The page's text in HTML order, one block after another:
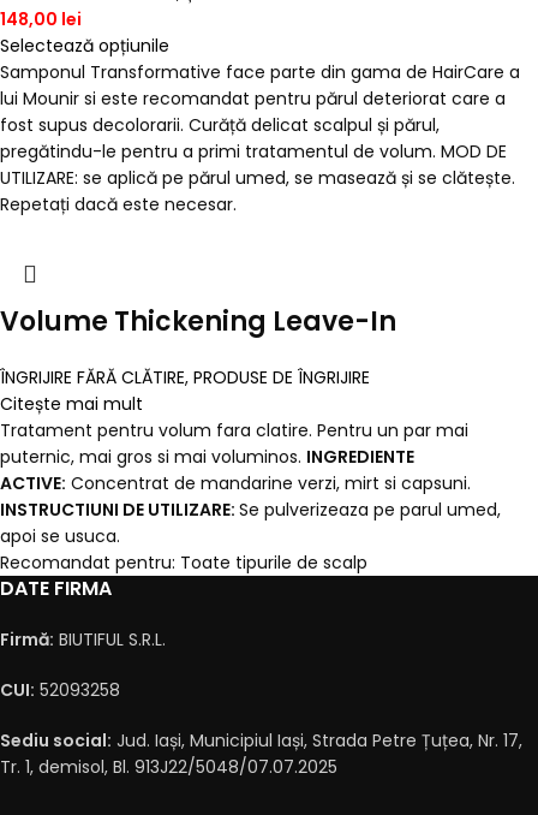
148,00 lei
Selectează opțiunile
Samponul Transformative face parte din gama de HairCare a
lui Mounir si este recomandat pentru părul deteriorat care a
fost supus decolorarii. Curăță delicat scalpul și părul,
pregătindu-le pentru a primi tratamentul de volum. MOD DE
UTILIZARE: se aplică pe părul umed, se masează și se clătește.
Repetați dacă este necesar.
Volume Thickening Leave-In
ÎNGRIJIRE FĂRĂ CLĂTIRE, PRODUSE DE ÎNGRIJIRE
Citește mai mult
Tratament pentru volum fara clatire. Pentru un par mai
puternic, mai gros si mai voluminos. INGREDIENTE
ACTIVE: Concentrat de mandarine verzi, mirt si capsuni.
INSTRUCTIUNI DE UTILIZARE: Se pulverizeaza pe parul umed,
apoi se usuca.
Recomandat pentru: Toate tipurile de scalp
DATE FIRMA
Firmă: BIUTIFUL S.R.L.
CUI: 52093258
Sediu social: Jud. Iași, Municipiul Iași, Strada Petre Țuțea, Nr. 17,
Tr. 1, demisol, Bl. 913J22/5048/07.07.2025